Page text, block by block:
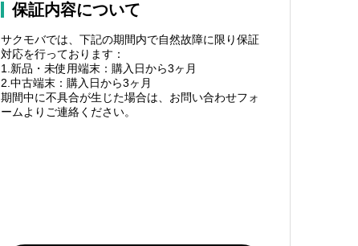
保証内容について
サクモバでは、下記の期間内で自然故障に限り保証
対応を行っております：
1.新品・未使用端末：購入日から3ヶ月
2.中古端末：購入日から3ヶ月
期間中に不具合が生じた場合は、お問い合わせフォ
ームよりご連絡ください。